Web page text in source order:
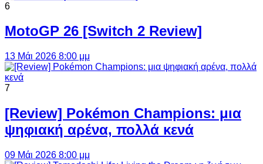
6
MotoGP 26 [Switch 2 Review]
13 Μάι 2026 8:00 μμ
7
[Review] Pokémon Champions: μια
ψηφιακή αρένα, πολλά κενά
09 Μάι 2026 8:00 μμ